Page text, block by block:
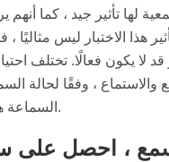
لها تأثير جيد ، كما أنهم
هذا الاختبار ليس مثاليًا
قد لا يكون فعالًا. تختلف
والاستماع ، وفقًا لحالة
السماعة هي الأنسب لأنفسهم.
تسمع ، احصل على